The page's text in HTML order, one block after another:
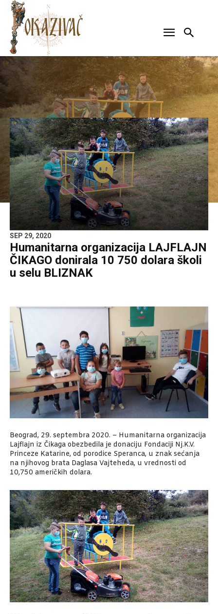
SEP 29, 2020
Humanitarna organizacija LAJFLAJN
ČIKAGO donirala 10 750 dolara školi
u selu BLIZNAK
Beograd, 29. septembra 2020. – Humanitarna organizacija
Lajflajn iz Čikaga obezbedila je donaciju Fondaciji Nj.K.V.
Princeze Katarine, od porodice Speranca, u znak sećanja
na njihovog brata Daglasa Vajteheda, u vrednosti od
10,750 američkih dolara.